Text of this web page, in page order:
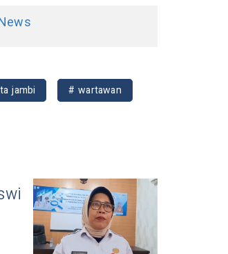
jambi
# wartawan